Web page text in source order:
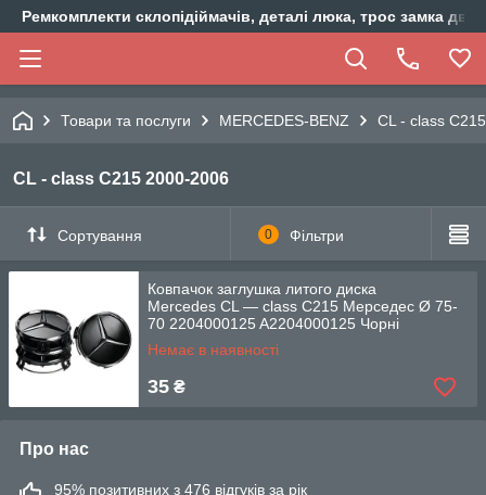
Ремкомплекти склопідіймачів, деталі люка, трос замка
Товари та послуги MERCEDES-BENZ CL - class
CL - class C215 2000-2006
Сортування 0 Фільтри
Ковпачок заглушка литого диска
Mercedes CL — class C215 Мерседес Ø 75-
70 2204000125 A2204000125 Чорні
Немає в наявності
35 ₴
Про нас
95% позитивних з 476 відгуків за рік